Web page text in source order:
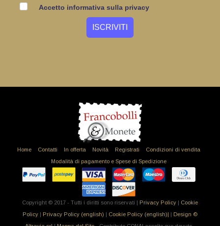
Accetto informativa sulla privacy
Home Contatti In offerta Novità Registrati
Condizioni di vendita
Modalità di pagamento e Spese di Spedizione
Copyright © 2017 - Tutti i diritti sono riservati | Privacy Policy | Cookie
Policy | Privacy Policy (english) | Cookie Policy (english)| | Design ©